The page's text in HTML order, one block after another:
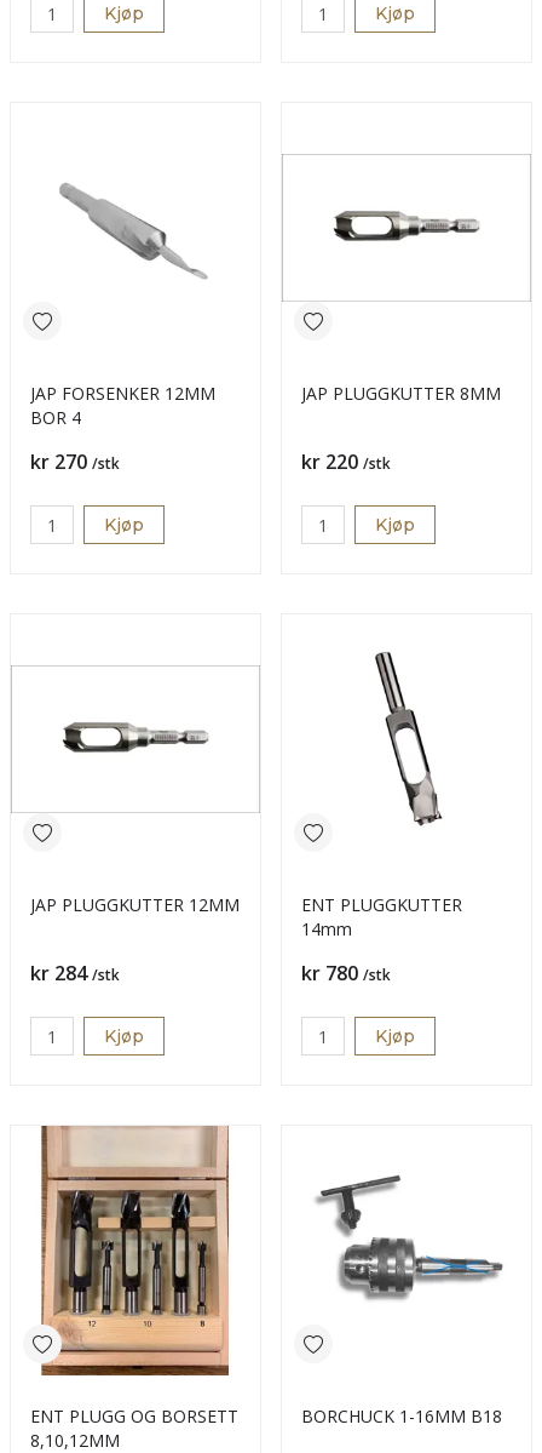
Kjøp Kjøp
JAP FORSENKER 12MM
BOR 4
Pris
kr 270 /stk
Kjøp
JAP PLUGGKUTTER 8MM
Pris
kr 220 /stk
Kjøp
JAP PLUGGKUTTER 12MM
Pris
kr 284 /stk
Kjøp
ENT PLUGGKUTTER
14mm
Pris
kr 780 /stk
Kjøp
ENT PLUGG OG BORSETT
8,10,12MM
BORCHUCK 1-16MM B18